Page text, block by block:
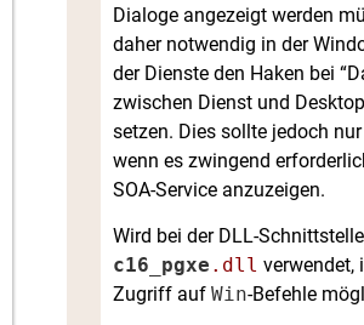
Dialoge angezeigt werden
daher notwendig in der
der Dienste den Haken bei
zwischen Dienst und
setzen. Dies sollte jedoch
wenn es zwingend
SOA-Service anzuzeigen.
Wird bei der DLL-
c16_pgxe .dll verwendet,
Zugriff aufWin-Befehle